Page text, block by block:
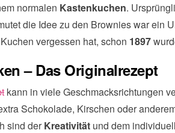
normalen Kastenkuchen.
die Idee zu den Brownies war ein
vergessen hat, schon 1897
– Das Originalrezept
kann in viele Geschmacksrichtungen
Schokolade, Kirschen oder
sind der Kreativität und dem